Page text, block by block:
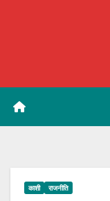
काशी राजनीति